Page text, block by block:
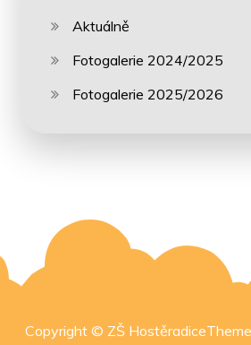
Aktuálně
Fotogalerie 2024/2025
Fotogalerie 2025/2026
Copyright © ZŠ